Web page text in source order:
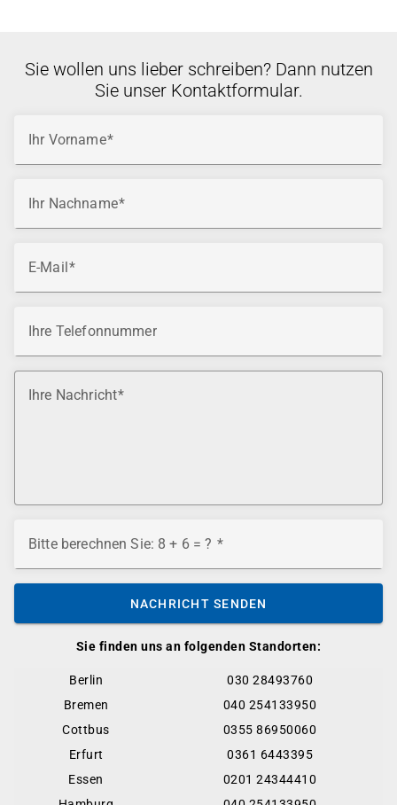
Sie finden uns an folgenden Standorten:
Berlin
030 28493760
Bremen
040 254133950
Cottbus
0355 86950060
Erfurt
0361 6443395
Essen
0201 24344410
Sie wollen uns lieber schreiben? Dann nutzen
Sie unser Kontaktformular.
Ihr Vorname
Ihr Nachname
E-Mail
Ihre Telefonnummer
Ihre Nachricht
Bitte berechnen Sie: 8 + 6 = ?
NACHRICHT SENDEN